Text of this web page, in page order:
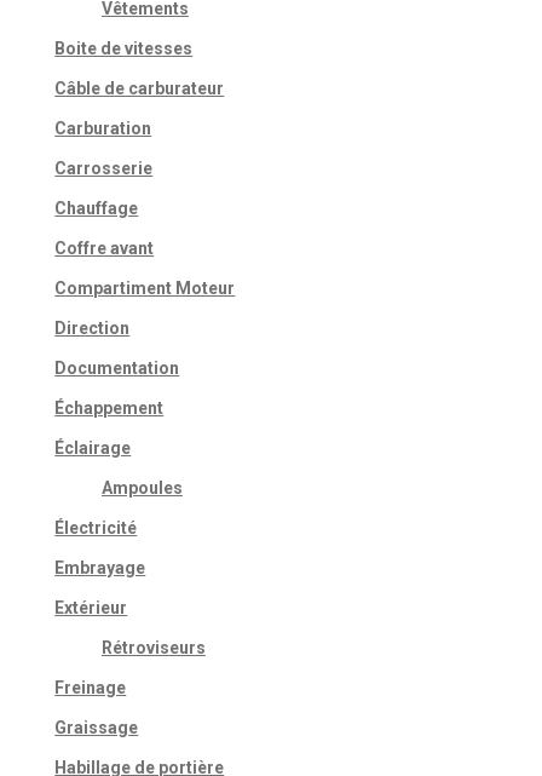
Vêtements
Boite de vitesses
Câble de carburateur
Carburation
Carrosserie
Chauffage
Coffre avant
Compartiment Moteur
Direction
Documentation
Échappement
Éclairage
Ampoules
Électricité
Embrayage
Extérieur
Rétroviseurs
Freinage
Graissage
Habillage de portière